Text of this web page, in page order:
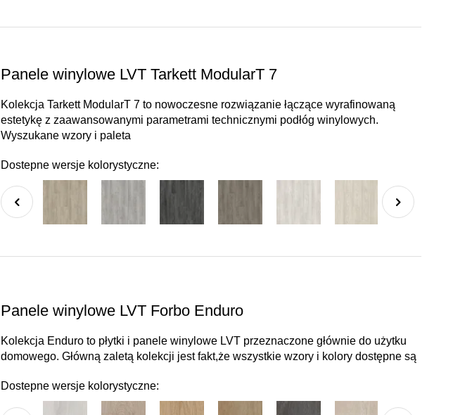
Panele winylowe LVT Tarkett ModularT 7
Kolekcja Tarkett ModularT 7 to nowoczesne rozwiązanie łączące wyrafinowaną
estetykę z zaawansowanymi parametrami technicznymi podłóg winylowych.
Wyszukane wzory i paleta
Dostepne wersje kolorystyczne:
Panele winylowe LVT Forbo Enduro
Kolekcja Enduro to płytki i panele winylowe LVT przeznaczone głównie do użytku
domowego. Główną zaletą kolekcji jest fakt,że wszystkie wzory i kolory dostępne są
Dostepne wersje kolorystyczne: